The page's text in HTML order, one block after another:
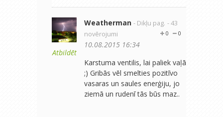
Atbildēt
Weatherman - Dikļu pag. - 43
novērojumi
0
0
10.08.2015 16:34
Karstuma ventilis, lai paliek vaļā
;) Gribās vēl smelties pozitīvo
vasaras un saules enerģiju, jo
ziemā un rudenī tās būs maz..